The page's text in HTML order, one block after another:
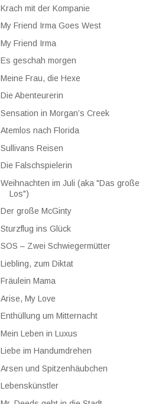
Krach mit der Kompanie
My Friend Irma Goes West
My Friend Irma
Es geschah morgen
Meine Frau, die Hexe
Die Abenteurerin
Sensation in Morgan’s Creek
Atemlos nach Florida
Sullivans Reisen
Die Falschspielerin
Weihnachten im Juli (aka "Das große
Los")
Der große McGinty
Sturzflug ins Glück
SOS – Zwei Schwiegermütter
Liebling, zum Diktat
Fräulein Mama
Arise, My Love
Enthüllung um Mitternacht
Mein Leben in Luxus
Liebe im Handumdrehen
Arsen und Spitzenhäubchen
Lebenskünstler